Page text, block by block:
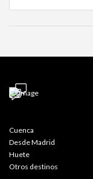
Cuenca
Desde Madrid
Huete
Otros destinos